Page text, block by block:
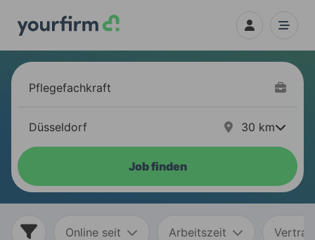
30 km
Job finden
Online seit Arbeitszeit